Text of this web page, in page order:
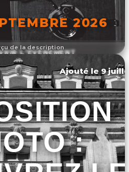
de la description
2026
L'ÉVÉNEMENT
Ajouté le 9
: